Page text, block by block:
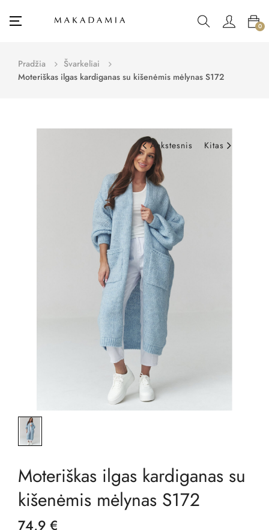
Toggle
☰ 0
Pradžia
Švarkeliai
Moteriškas ilgas kardiganas su kišenėmis mėlynas S172
Ankstesnis Kitas
Moteriškas ilgas kardiganas su
kišenėmis mėlynas S172
74,9 €